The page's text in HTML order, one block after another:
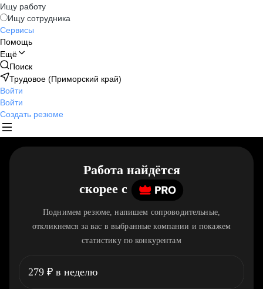
Ищу работу
Ищу сотрудника
Сервисы
Помощь
Ещё
Поиск
Трудовое (Приморский край)
Войти
Войти
Создать резюме
Работа найдётся
скорее c
Поднимем резюме, напишем сопроводительные,
откликнемся за вас в выбранные компании и покажем
статистику по конкурентам
279 ₽ в неделю